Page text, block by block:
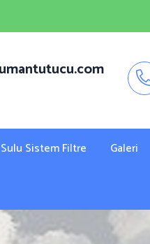
Sulu Sistem Filtre Galeri